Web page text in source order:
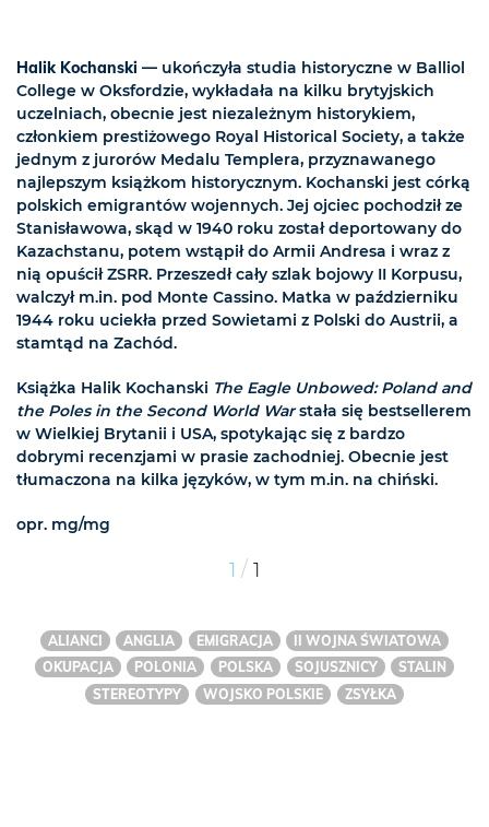
Halik Kochanski — ukończyła studia historyczne w Balliol
College w Oksfordzie, wykładała na kilku brytyjskich
uczelniach, obecnie jest niezależnym historykiem,
członkiem prestiżowego Royal Historical Society, a także
jednym z jurorów Medalu Templera, przyznawanego
najlepszym książkom historycznym. Kochanski jest córką
polskich emigrantów wojennych. Jej ojciec pochodził ze
Stanisławowa, skąd w 1940 roku został deportowany do
Kazachstanu, potem wstąpił do Armii Andresa i wraz z
nią opuścił ZSRR. Przeszedł cały szlak bojowy II Korpusu,
walczył m.in. pod Monte Cassino. Matka w październiku
1944 roku uciekła przed Sowietami z Polski do Austrii, a
stamtąd na Zachód.
Książka Halik Kochanski The Eagle Unbowed: Poland and
the Poles in the Second World Warstała się bestsellerem
w Wielkiej Brytanii i USA, spotykając się z bardzo
dobrymi recenzjami w prasie zachodniej. Obecnie jest
tłumaczona na kilka języków, w tym m.in. na chiński.
opr. mg/mg
1 / 1
ALIANCI ANGLIA EMIGRACJA
II WOJNA ŚWIATOWA
OKUPACJA
POLONIA POLSKA SOJUSZNICY
STALIN
STEREOTYPY
WOJSKO POLSKIE ZSYŁKA